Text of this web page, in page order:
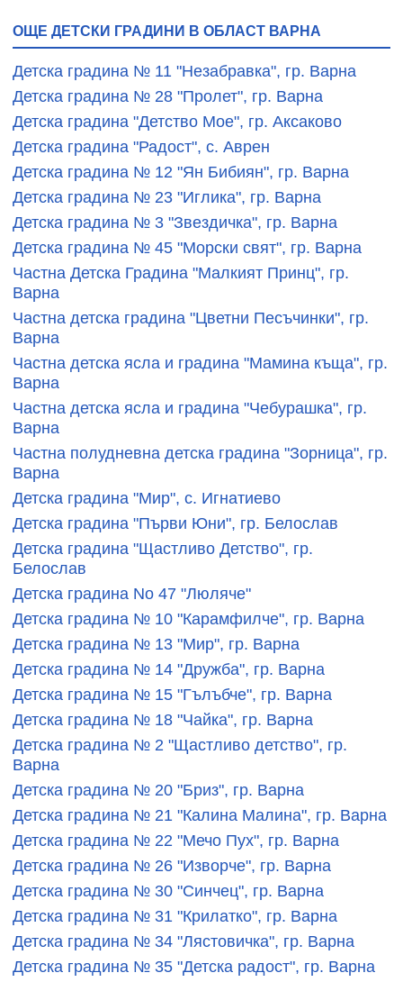
ОЩЕ ДЕТСКИ ГРАДИНИ В ОБЛАСТ ВАРНА
Детска градина № 11 "Незабравка", гр. Варна
Детска градина № 28 "Пролет", гр. Варна
Детска градина "Детство Мое", гр. Аксаково
Детска градина "Радост", с. Аврен
Детска градина № 12 "Ян Бибиян", гр. Варна
Детска градина № 23 "Иглика", гр. Варна
Детска градина № 3 "Звездичка", гр. Варна
Детска градина № 45 "Морски свят", гр. Варна
Частна Детска Градина "Малкият Принц", гр.
Варна
Частна детска градина "Цветни Песъчинки", гр.
Варна
Частна детска ясла и градина "Мамина къща", гр.
Варна
Частна детска ясла и градина "Чебурашка", гр.
Варна
Частна полудневна детска градина "Зорница", гр.
Варна
Детска градина "Мир", с. Игнатиево
Детска градина "Първи Юни", гр. Белослав
Детска градина "Щастливо Детство", гр.
Белослав
Детска градина No 47 "Люляче"
Детска градина № 10 "Карамфилче", гр. Варна
Детска градина № 13 "Мир", гр. Варна
Детска градина № 14 "Дружба", гр. Варна
Детска градина № 15 "Гълъбче", гр. Варна
Детска градина № 18 "Чайка", гр. Варна
Детска градина № 2 "Щастливо детство", гр.
Варна
Детска градина № 20 "Бриз", гр. Варна
Детска градина № 21 "Калина Малина", гр. Варна
Детска градина № 22 "Мечо Пух", гр. Варна
Детска градина № 26 "Изворче", гр. Варна
Детска градина № 30 "Синчец", гр. Варна
Детска градина № 31 "Крилатко", гр. Варна
Детска градина № 34 "Лястовичка", гр. Варна
Детска градина № 35 "Детска радост", гр. Варна